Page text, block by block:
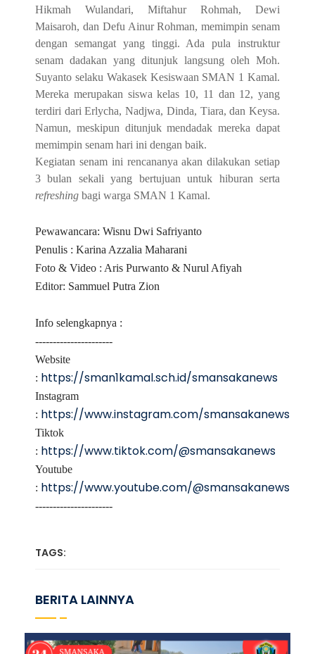
Hikmah Wulandari, Miftahur Rohmah, Dewi
Maisaroh, dan Defu Ainur Rohman, memimpin senam
dengan semangat yang tinggi. Ada pula instruktur
senam dadakan yang ditunjuk langsung oleh Moh.
Suyanto selaku Wakasek Kesiswaan SMAN 1Kamal.
Mereka merupakan siswa kelas 10, 11 dan 12, yang
terdiri dari Erlycha,Nadjwa, Dinda, Tiara, dan Keysa.
Namun, meskipun ditunjuk mendadak mereka dapat
memimpin senam hari ini dengan baik.
Kegiatan senam ini rencananya akan dilakukan setiap
3 bulan sekali yang bertujuan untuk hiburan serta
refreshing bagi warga SMAN 1 Kamal.
Pewawancara: Wisnu Dwi Safriyanto
Penulis : Karina Azzalia Maharani
Foto & Video : Aris Purwanto & Nurul Afiyah
Editor: Sammuel Putra Zion
Info selengkapnya :
----------------------
Website
: https://sman1kamal.sch.id/smansakanews
Instagram
: https://www.instagram.com/smansakanews
Tiktok
: https://www.tiktok.com/@smansakanews
Youtube
: https://www.youtube.com/@smansakanews
----------------------
TAGS:
BERITA LAINNYA